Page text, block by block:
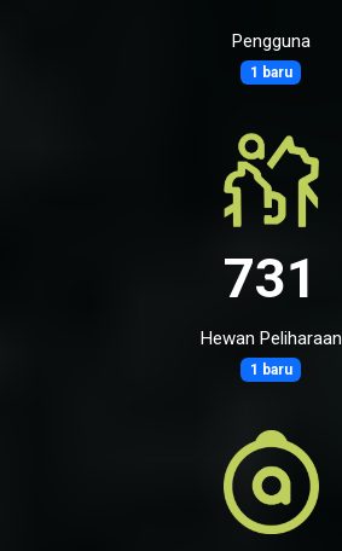
Pengguna
1 baru
731
Hewan Peliharaan
1 baru